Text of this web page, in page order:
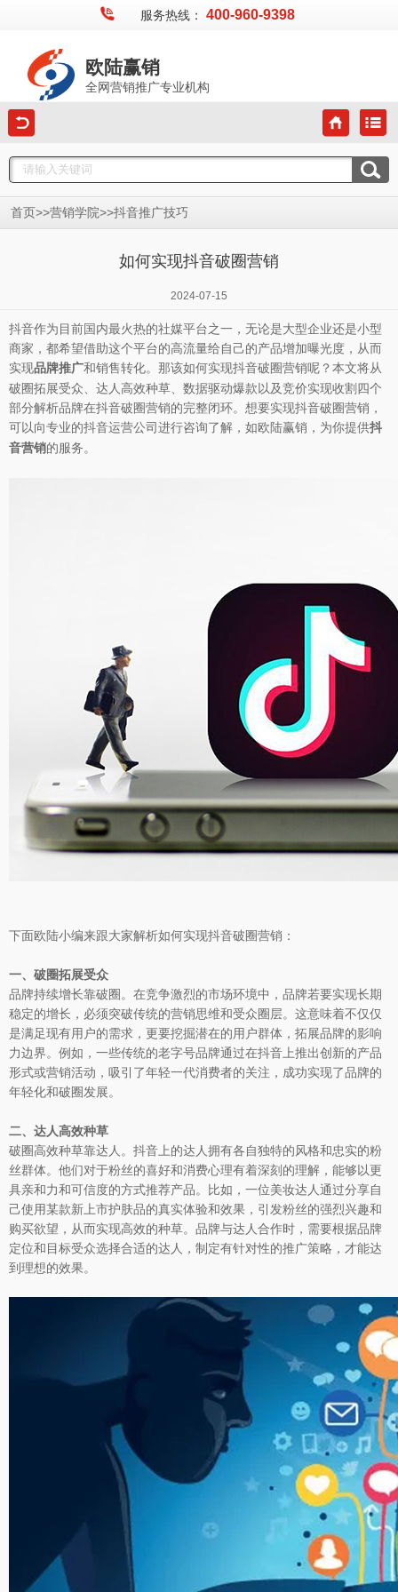
服务热线： 400-960-9398
欧陆赢销
全网营销推广专业机构
首页 >>营销学院>>抖音推广技巧
如何实现抖音破圈营销
2024-07-15
抖音作为目前国内最火热的社媒平台之一，无论是大型企业还是小型
商家，都希望借助这个平台的高流量给自己的产品增加曝光度，从而
实现品牌推广和销售转化。那该如何实现抖音破圈营销呢？本文将从
破圈拓展受众、达人高效种草、数据驱动爆款以及竞价实现收割四个
部分解析品牌在抖音破圈营销的完整闭环。想要实现抖音破圈营销，
可以向专业的抖音运营公司进行咨询了解，如欧陆赢销，为你提供抖
音营销的服务。
下面欧陆小编来跟大家解析如何实现抖音破圈营销：
一、破圈拓展受众
品牌持续增长靠破圈。在竞争激烈的市场环境中，品牌若要实现长期
稳定的增长，必须突破传统的营销思维和受众圈层。这意味着不仅仅
是满足现有用户的需求，更要挖掘潜在的用户群体，拓展品牌的影响
力边界。例如，一些传统的老字号品牌通过在抖音上推出创新的产品
形式或营销活动，吸引了年轻一代消费者的关注，成功实现了品牌的
年轻化和破圈发展。
二、达人高效种草
破圈高效种草靠达人。抖音上的达人拥有各自独特的风格和忠实的粉
丝群体。他们对于粉丝的喜好和消费心理有着深刻的理解，能够以更
具亲和力和可信度的方式推荐产品。比如，一位美妆达人通过分享自
己使用某款新上市护肤品的真实体验和效果，引发粉丝的强烈兴趣和
购买欲望，从而实现高效的种草。品牌与达人合作时，需要根据品牌
定位和目标受众选择合适的达人，制定有针对性的推广策略，才能达
到理想的效果。